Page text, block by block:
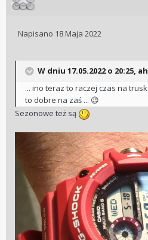
Napisano 18 Maja 2022
W dniu 17.05.2022 o 20:25,
... ino teraz to raczej czas na
to dobre na zaś ... 😉
Sezonowe też są